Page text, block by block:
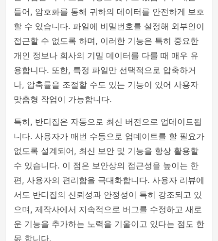
들어, 암호화를 통해 귀하의 데이터를 안전하게 보호
할 수 있습니다. 파일에 비밀번호를 설정해 외부인이
접근할 수 없도록 하며, 이러한 기능은 특히 중요한
개인 정보나 회사의 기밀 데이터를 다룰 때 매우 유
용합니다. 또한, 특정 파일만 선택적으로 압축하거
나, 압축률을 조절할 수도 있는 기능이 있어 사용자
맞춤형 작업이 가능합니다.
특히, 반디집은 자동으로 최신 버전으로 업데이트됩
니다. 사용자가 매번 수동으로 업데이트를 할 필요가
없도록 설계되어, 최신 보안 및 기능을 항상 활용할
수 있습니다. 이 점은 보안상의 접근성을 높이는 한
편, 사용자의 편리함을 극대화합니다. 사용자 리뷰에
서도 반디집의 신뢰성과 안정성이 특히 강조되고 있
으며, 제작사에서 지속적으로 버그를 수정하고 새로
운 기능을 추가하는 노력을 기울이고 있다는 점도 한
몫 합니다.